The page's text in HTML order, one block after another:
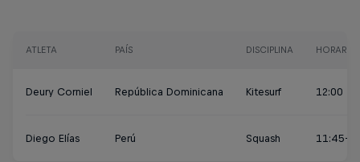
ATLETA PAÍS DISCIPLINA HORARIO
Deury Corniel República Dominicana Kitesurf 12:00 -
Diego Elías Perú Squash 11:45-